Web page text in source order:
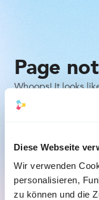
Diese Webseite
Wir verwenden
personalisieren,
zu können und die
Page
Whoops! It looks
exist. Don't worry,
Check the
Go back to
to the